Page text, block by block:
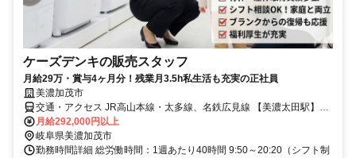
ケーズデンキの販売スタッフ
月給29万・賞与4ヶ月分！残業月3.5h私生活も充実の正社員
美濃加茂市
交通・アクセス JR高山本線・太多線、名鉄広見線 【美濃太田駅】か
ら 徒歩約11分・名鉄広見線 【前平公園駅】から 徒歩約21分
月給292,000円以上
岐阜県美濃加茂市
勤務時間詳細 総労働時間：1週あたり40時間 9:50～20:20（シフト制